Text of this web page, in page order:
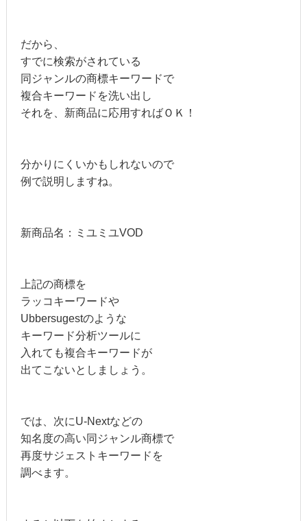
だから、
すでに検索がされている
同ジャンルの商標キーワードで
複合キーワードを洗い出し
それを、新商品に応用すればＯＫ！
分かりにくいかもしれないので
例で説明しますね。
新商品名：ミユミユVOD
上記の商標を
ラッコキーワードや
Ubbersugestのような
キーワード分析ツールに
入れても複合キーワードが
出てこないとしましょう。
では、次にU-Nextなどの
知名度の高い同ジャンル商標で
再度サジェストキーワードを
調べます。